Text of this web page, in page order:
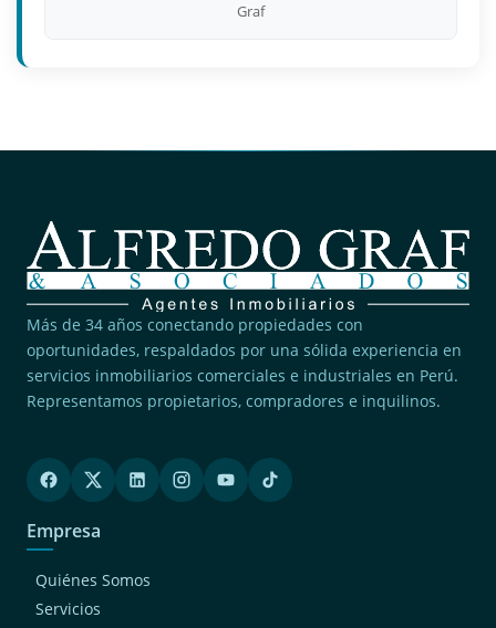
Graf
Más de 34 años conectando propiedades con
oportunidades, respaldados por una sólida experiencia en
servicios inmobiliarios comerciales e industriales en Perú.
Representamos propietarios, compradores e inquilinos.
Empresa
Quiénes Somos
Servicios